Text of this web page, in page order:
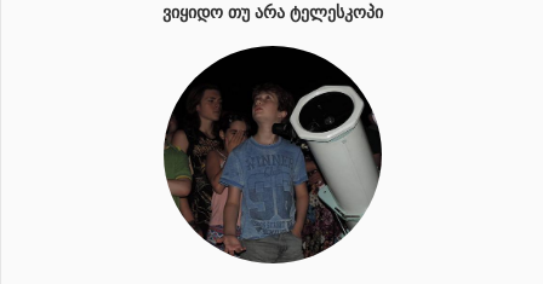
ᲕᲘᲧᲘᲓᲝ ᲗᲣ ᲐᲠᲐ ᲢᲔᲚᲔᲡᲙᲝᲞᲘ